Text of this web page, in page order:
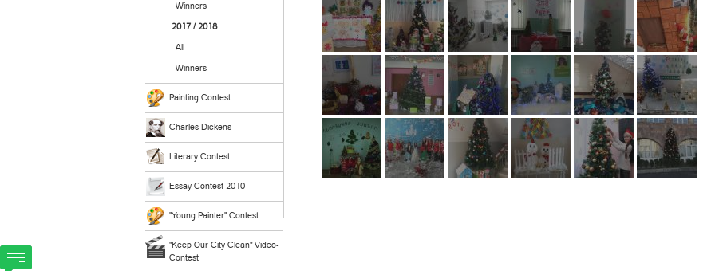
Winners
2017 / 2018
All
Winners
Painting Contest
Charles Dickens
Literary Contest
Essay Contest 2010
"Young Painter" Contest
"Keep Our City Clean" Video-
Contest